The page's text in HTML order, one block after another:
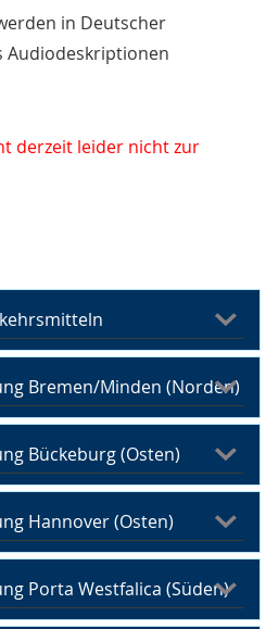
in Deutscher
Audiodeskriptionen
derzeit leider nicht zur
Bremen/Minden (Norden)
Bückeburg (Osten)
Hannover (Osten)
Porta Westfalica (Süden)